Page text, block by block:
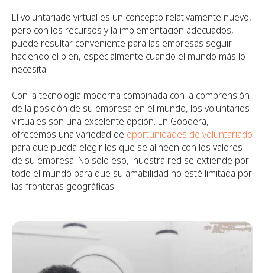
El voluntariado virtual es un concepto relativamente nuevo,
pero con los recursos y la implementación adecuados,
puede resultar conveniente para las empresas seguir
haciendo el bien, especialmente cuando el mundo más lo
necesita.
Con la tecnología moderna combinada con la comprensión
de la posición de su empresa en el mundo, los voluntarios
virtuales son una excelente opción. En Goodera,
ofrecemos una variedad de oportunidades de voluntariado
para que pueda elegir los que se alineen con los valores
de su empresa. No solo eso, ¡nuestra red se extiende por
todo el mundo para que su amabilidad no esté limitada por
las fronteras geográficas!